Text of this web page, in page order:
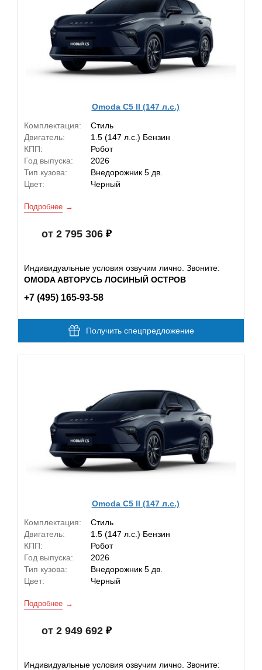
Omoda C5 II (147 л.с.)
Комплектация:
Стиль
Двигатель:
1.5 (147 л.с.) Бензин
КПП:
Робот
Год выпуска:
2026
Тип кузова:
Внедорожник 5 дв.
Цвет:
Черный
Подробнее
от 2 795 306
Индивидуальные условия озвучим лично. Звоните:
OMODA АВТОРУСЬ ЛОСИНЫЙ ОСТРОВ
+7 (495) 165-93-58
Получить спецпредложение
Omoda C5 II (147 л.с.)
Комплектация:
Стиль
Двигатель:
1.5 (147 л.с.) Бензин
КПП:
Робот
Год выпуска:
2026
Тип кузова:
Внедорожник 5 дв.
Цвет:
Черный
Подробнее
от 2 949 692
Индивидуальные условия озвучим лично. Звоните: